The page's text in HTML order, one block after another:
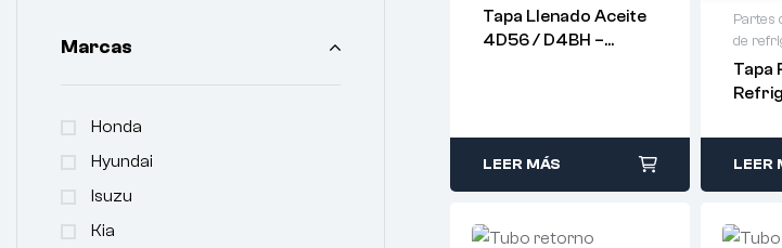
Tapa Llenado Aceite
4D56 / D4BH –
LEER MÁS
Partes
de
Tapa
LEER
Marcas
Honda
Hyundai
Isuzu
Kia